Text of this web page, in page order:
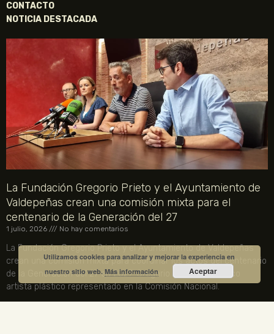
CONTACTO
NOTICIA DESTACADA
La Fundación Gregorio Prieto y el Ayuntamiento de
Valdepeñas crean una comisión mixta para el
centenario de la Generación del 27
1 julio, 2026 No hay comentarios
La Fundación Gregorio Prieto y el Ayuntamiento de Valdepeñas
crean una comisión mixta para coordinar los actos del centenario
de la Generación del 27 en 2027. Gregorio Prieto es el único
artista plástico representado en la Comisión Nacional.
Utilizamos cookies para analizar y mejorar la experiencia en
nuestro sitio web.Más información Aceptar